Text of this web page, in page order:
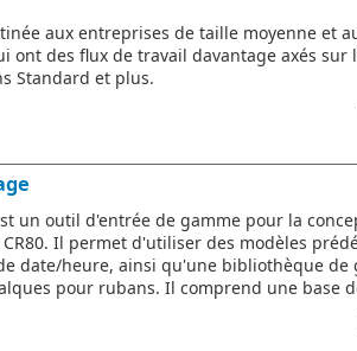
aux entreprises de taille moyenne et
des flux de travail davantage axés sur
Standard et plus.
un outil d'entrée de gamme pour la
Il permet d'utiliser des modèles
date/heure, ainsi qu'une bibliothèque de
pour rubans. Il comprend une base